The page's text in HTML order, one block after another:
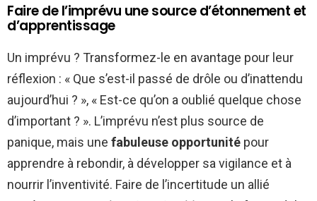
Faire de l’imprévu une source d’étonnement et
d’apprentissage
Un imprévu ? Transformez-le en avantage pour leur
réflexion : « Que s’est-il passé de drôle ou d’inattendu
aujourd’hui ? », « Est-ce qu’on a oublié quelque chose
d’important ? ». L’imprévu n’est plus source de
panique, mais une fabuleuse opportunité pour
apprendre à rebondir, à développer sa vigilance et à
nourrir l’inventivité. Faire de l’incertitude un allié